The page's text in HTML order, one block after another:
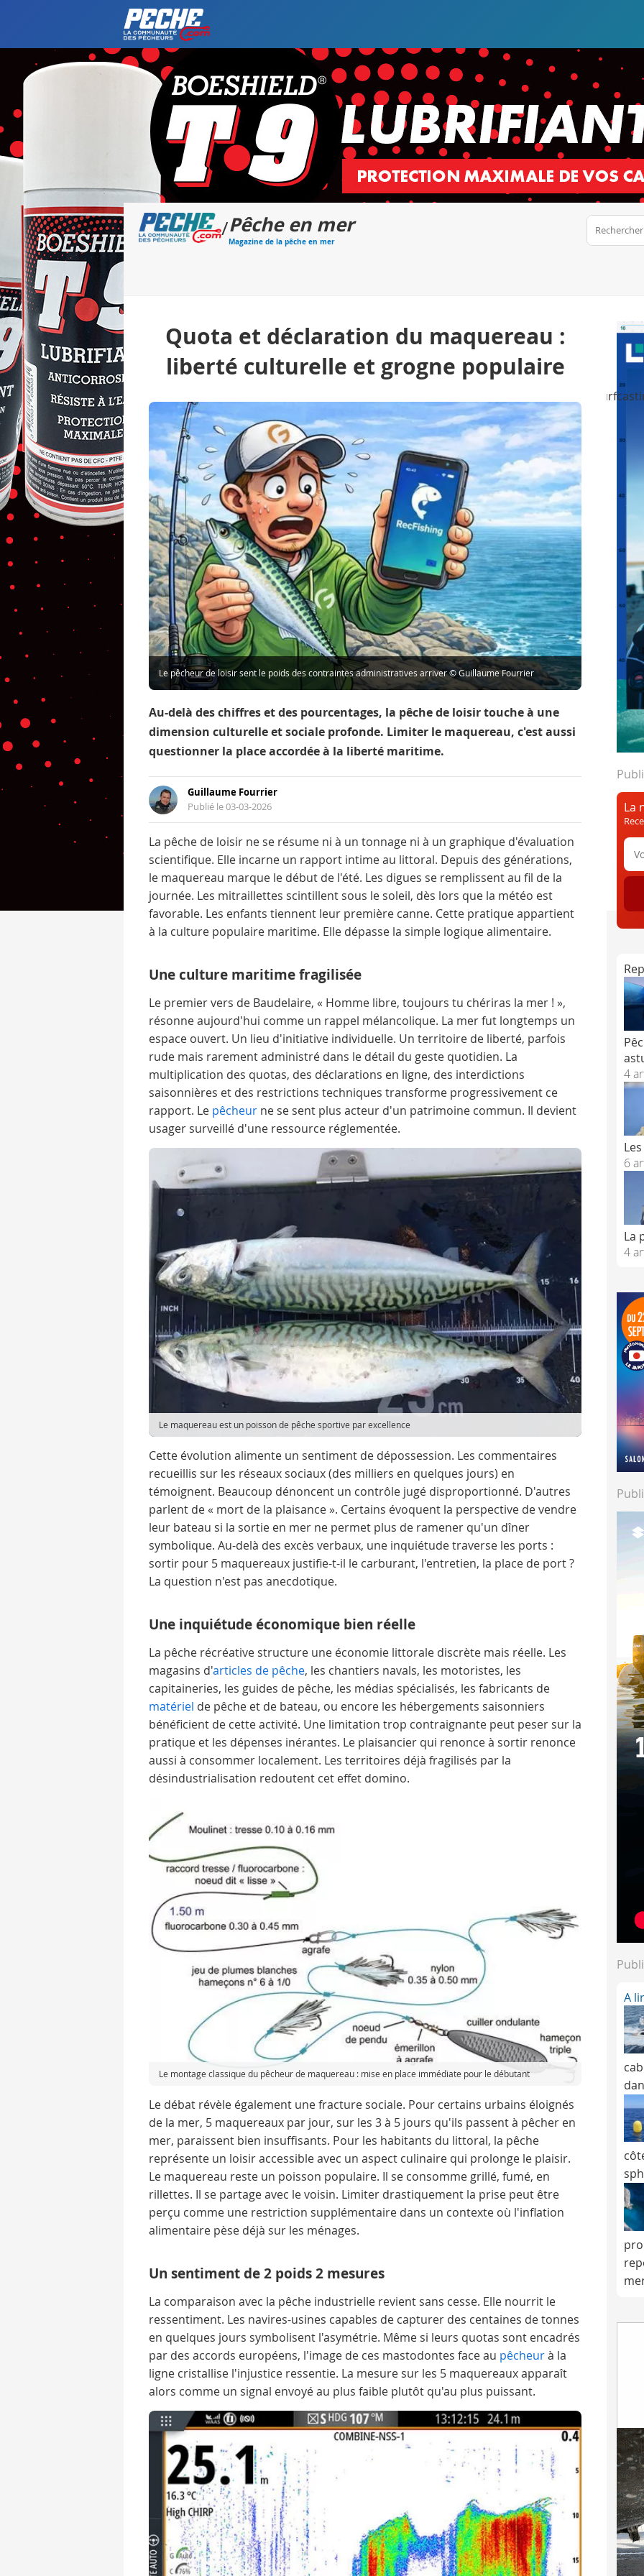
/Pêche en mer
Magazine de la pêche en mer
de mer
Quota et déclaration du maquereau :
liberté culturelle et grogne populaire
Le pêcheur de loisir sent le poids des contraintes administratives arriver © Guillaume Fourrier
Au-delà des chiffres et des pourcentages, la pêche de loisir touche à une
dimension culturelle et sociale profonde. Limiter le maquereau, c'est aussi
questionner la place accordée à la liberté maritime.
Guillaume Fourrier
Publié le 03-03-2026
La pêche de loisir ne se résume ni à un tonnage ni à un graphique d'évaluation
scientifique. Elle incarne un rapport intime au littoral. Depuis des générations,
le maquereau marque le début de l'été. Les digues se remplissent au fil de la
journée. Les mitraillettes scintillent sous le soleil, dès lors que la météo est
favorable. Les enfants tiennent leur première canne. Cette pratique appartient
à la culture populaire maritime. Elle dépasse la simple logique alimentaire.
Une culture maritime fragilisée
Le premier vers de Baudelaire, « Homme libre, toujours tu chériras la mer ! »,
résonne aujourd'hui comme un rappel mélancolique. La mer fut longtemps un
espace ouvert. Un lieu d'initiative individuelle. Un territoire de liberté, parfois
rude mais rarement administré dans le détail du geste quotidien. La
multiplication des quotas, des déclarations en ligne, des interdictions
saisonnières et des restrictions techniques transforme progressivement ce
rapport. Le pêcheur ne se sent plus acteur d'un patrimoine commun. Il devient
usager surveillé d'une ressource réglementée.
Le maquereau est un poisson de pêche sportive par excellence
Cette évolution alimente un sentiment de dépossession. Les commentaires
recueillis sur les réseaux sociaux (des milliers en quelques jours) en
témoignent. Beaucoup dénoncent un contrôle jugé disproportionné. D'autres
parlent de « mort de la plaisance ». Certains évoquent la perspective de vendre
leur bateau si la sortie en mer ne permet plus de ramener qu'un dîner
symbolique. Au-delà des excès verbaux, une inquiétude traverse les ports :
sortir pour 5 maquereaux justifie-t-il le carburant, l'entretien, la place de port ?
La question n'est pas anecdotique.
Une inquiétude économique bien réelle
La pêche récréative structure une économie littorale discrète mais réelle. Les
magasins d'articles de pêche, les chantiers navals, les motoristes, les
capitaineries, les guides de pêche, les médias spécialisés, les fabricants de
matériel de pêche et de bateau, ou encore les hébergements saisonniers
bénéficient de cette activité. Une limitation trop contraignante peut peser sur la
pratique et les dépenses inérantes. Le plaisancier qui renonce à sortir renonce
aussi à consommer localement. Les territoires déjà fragilisés par la
désindustrialisation redoutent cet effet domino.
Le montage classique du pêcheur de maquereau : mise en place immédiate pour le débutant
Le débat révèle également une fracture sociale. Pour certains urbains éloignés
de la mer, 5 maquereaux par jour, sur les 3 à 5 jours qu'ils passent à pêcher en
mer, paraissent bien insuffisants. Pour les habitants du littoral, la pêche
représente un loisir accessible avec un aspect culinaire qui prolonge le plaisir.
Le maquereau reste un poisson populaire. Il se consomme grillé, fumé, en
rillettes. Il se partage avec le voisin. Limiter drastiquement la prise peut être
perçu comme une restriction supplémentaire dans un contexte où l'inflation
alimentaire pèse déjà sur les ménages.
Un sentiment de 2 poids 2 mesures
La comparaison avec la pêche industrielle revient sans cesse. Elle nourrit le
ressentiment. Les navires-usines capables de capturer des centaines de tonnes
en quelques jours symbolisent l'asymétrie. Même si leurs quotas sont encadrés
par des accords européens, l'image de ces mastodontes face au pêcheurà la
ligne cristallise l'injustice ressentie. La mesure sur les 5 maquereaux apparaît
alors comme un signal envoyé au plus faible plutôt qu'au plus puissant.
La
4
6
La
4
A